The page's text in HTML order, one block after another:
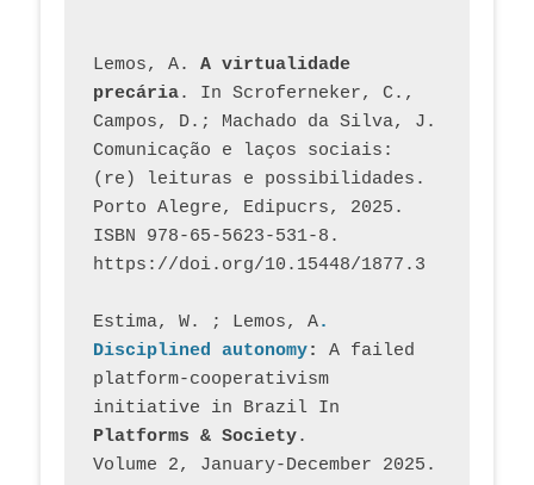
Lemos, A. A virtualidade
precária. In Scroferneker, C.,
Campos, D.; Machado da Silva, J.
Comunicação e laços sociais:
(re) leituras e possibilidades.
Porto Alegre, Edipucrs, 2025.
ISBN 978-65-5623-531-8.
https://doi.org/10.15448/1877.3
Estima, W. ; Lemos, A.
Disciplined autonomy: A failed
platform-cooperativism
initiative in Brazil In
Platforms & Society.
Volume 2, January-December 2025.